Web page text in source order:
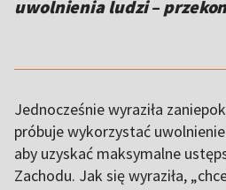
uwolnienia ludzi –
Jednocześnie wyraziła
próbuje wykorzystać
aby uzyskać maksymalne
Zachodu. Jak się wyraziła,